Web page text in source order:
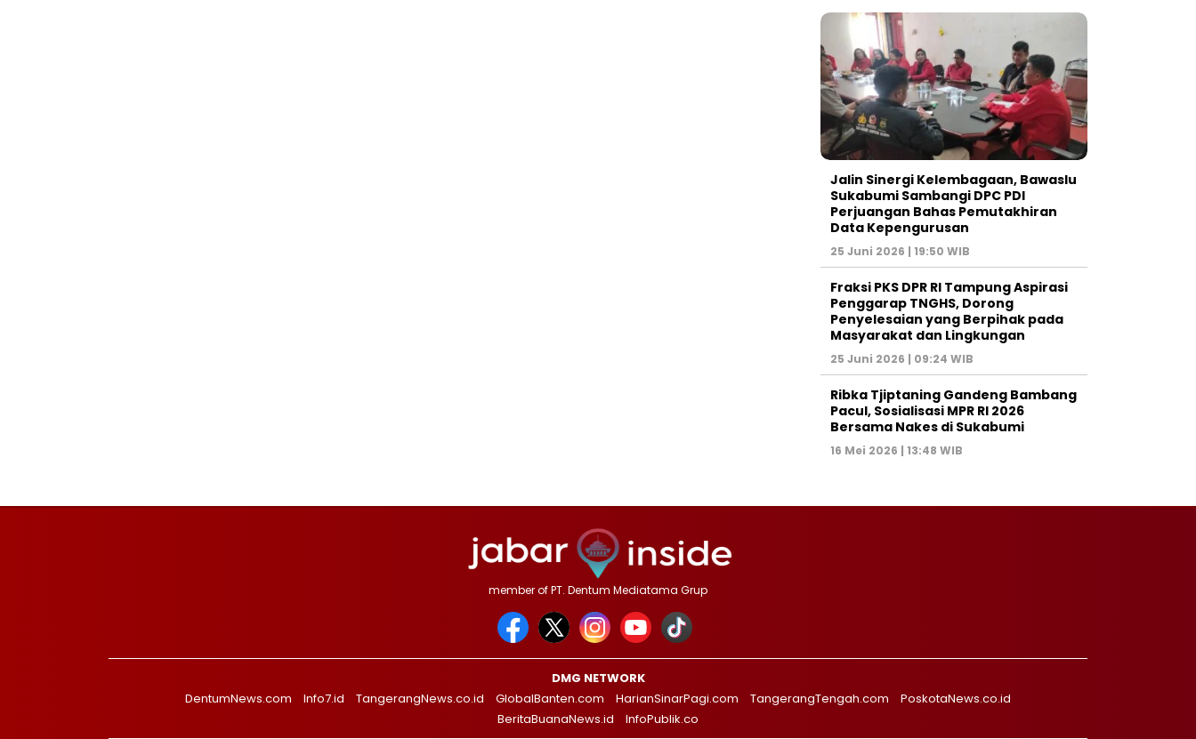
Jalin Sinergi Kelembagaan, Bawaslu
Sukabumi Sambangi DPC PDI
Perjuangan Bahas Pemutakhiran
Data Kepengurusan
25 Juni 2026 | 19:50 WIB
‎Fraksi PKS DPR RI Tampung Aspirasi
Penggarap TNGHS, Dorong
Penyelesaian yang Berpihak pada
Masyarakat dan Lingkungan‎
25 Juni 2026 | 09:24 WIB
Ribka Tjiptaning Gandeng Bambang
Pacul, Sosialisasi MPR RI 2026
Bersama Nakes di Sukabumi
16 Mei 2026 | 13:48 WIB
member of PT. Dentum Mediatama Grup
DMG NETWORK
DentumNews.com
Info7.id TangerangNews.co.id GlobalBanten.com HarianSinarPagi.com TangerangTengah.com
PoskotaNews.co.id
BeritaBuanaNews.id
InfoPublik.co